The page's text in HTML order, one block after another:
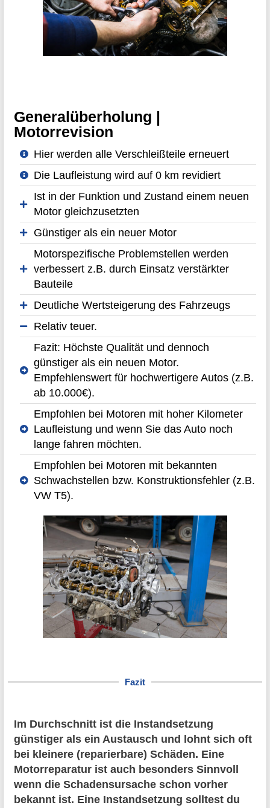
Generalüberholung |
Motorrevision
Hier werden alle Verschleißteile erneuert
Die Laufleistung wird auf 0 km revidiert
Ist in der Funktion und Zustand einem neuen
Motor gleichzusetzten
Günstiger als ein neuer Motor
Motorspezifische Problemstellen werden
verbessert z.B. durch Einsatz verstärkter
Bauteile
Deutliche Wertsteigerung des Fahrzeugs
Relativ teuer.
Fazit: Höchste Qualität und dennoch
günstiger als ein neuen Motor.
Empfehlenswert für hochwertigere Autos (z.B.
ab 10.000€).
Empfohlen bei Motoren mit hoher Kilometer
Laufleistung und wenn Sie das Auto noch
lange fahren möchten.
Empfohlen bei Motoren mit bekannten
Schwachstellen bzw. Konstruktionsfehler (z.B.
VW T5).
Fazit
Im Durchschnitt ist die Instandsetzung
günstiger als ein Austausch und lohnt sich oft
bei kleinere (reparierbare) Schäden. Eine
Motorreparatur ist auch besonders Sinnvoll
wenn die Schadensursache schon vorher
bekannt ist. Eine Instandsetzung solltest du